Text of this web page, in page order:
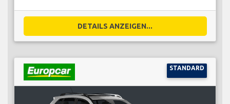
DETAILS ANZEIGEN...
STANDARD